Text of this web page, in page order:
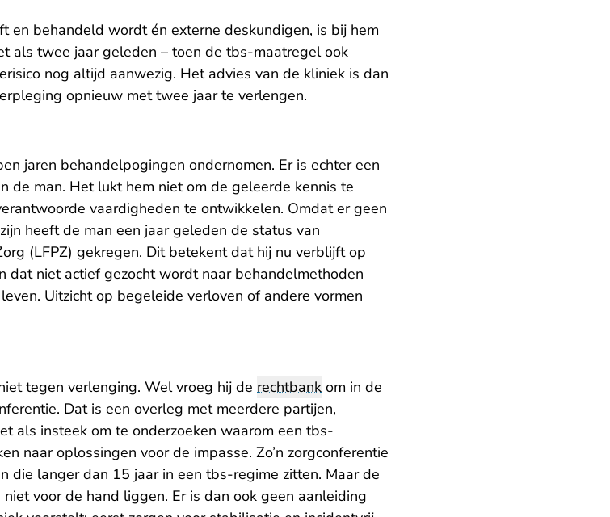
en behandeld wordt én externe deskundigen, is bij hem
als twee jaar geleden – toen de tbs-maatregel ook
nog altijd aanwezig. Het advies van de kliniek is dan
opnieuw met twee jaar te verlengen.
jaren behandelpogingen ondernomen. Er is echter een
de man. Het lukt hem niet om de geleerde kennis te
vaardigheden te ontwikkelen. Omdat er geen
heeft de man een jaar geleden de status van
(LFPZ) gekregen. Dit betekent dat hij nu verblijft op
dat niet actief gezocht wordt naar behandelmethoden
Uitzicht op begeleide verloven of andere vormen
tegen verlenging. Wel vroeg hij de rechtbank om in de
Dat is een overleg met meerdere partijen,
als insteek om te onderzoeken waarom een tbs-
naar oplossingen voor de impasse. Zo’n zorgconferentie
die langer dan 15 jaar in een tbs-regime zitten. Maar de
niet voor de hand liggen. Er is dan ook geen aanleiding